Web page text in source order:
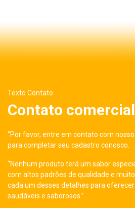
Texto Contato
Contato comercial
“Por favor, entre em contato com
para completar seu cadastro conosco.
“Nenhum produto terá um sabor
com altos padrões de qualidade e
cada um desses detalhes para
saudáveis e saborosos.”